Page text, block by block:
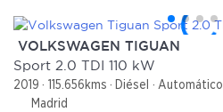
VOLKSWAGEN TIGUAN
Sport 2.0 TDI 110 kW
2019 115.656kms Diésel
Automático
Madrid